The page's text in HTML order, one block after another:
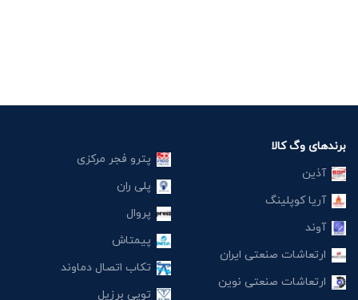
برندهای وگ کالا
آذین
آریا کوپلینگ
آوند
ارتعاشات صنعتی ایران
ارتعاشات صنعتی نوین
پترو فجر مرکزی
پلی ران
پروال
پیمتاش
تکاب اتصال دماوند
توپی برزیل